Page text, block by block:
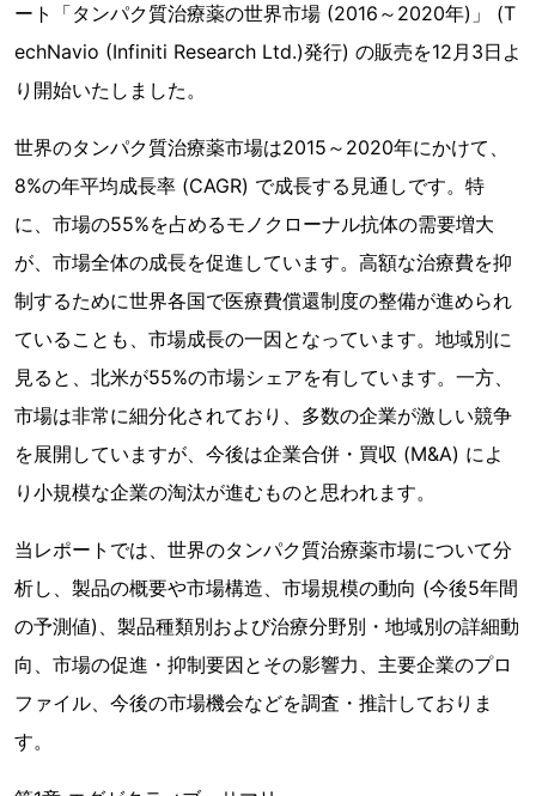
ート「タンパク質治療薬の世界市場 (2016～2020年)」 (T
echNavio (Infiniti Research Ltd.)発行) の販売を12月3日よ
り開始いたしました。
世界のタンパク質治療薬市場は2015～2020年にかけて、
8%の年平均成長率 (CAGR) で成長する見通しです。特
に、市場の55%を占めるモノクローナル抗体の需要増大
が、市場全体の成長を促進しています。高額な治療費を抑
制するために世界各国で医療費償還制度の整備が進められ
ていることも、市場成長の一因となっています。地域別に
見ると、北米が55%の市場シェアを有しています。一方、
市場は非常に細分化されており、多数の企業が激しい競争
を展開していますが、今後は企業合併・買収 (M&A) によ
り小規模な企業の淘汰が進むものと思われます。
当レポートでは、世界のタンパク質治療薬市場について分
析し、製品の概要や市場構造、市場規模の動向 (今後5年間
の予測値)、製品種類別および治療分野別・地域別の詳細動
向、市場の促進・抑制要因とその影響力、主要企業のプロ
ファイル、今後の市場機会などを調査・推計しておりま
す。